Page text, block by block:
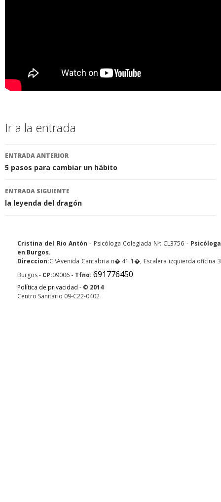
Ir a la entrada
ENTRADA ANTERIOR
5 pasos para cambiar un hábito
ENTRADA SIGUIENTE
la leyenda del dragón
Cristina del Rio Antón - Psicóloga Colegiada Nº: CL3756 - Psicóloga
en Burgos.
Direccion:C:\Avenida Cantabria n� 41 1�, Escalera izquierda oficina 3
Burgos- CP:09006 - Tfno: 691776450
Política de privacidad - © 2014
Centro Sanitario 09-C22-0402